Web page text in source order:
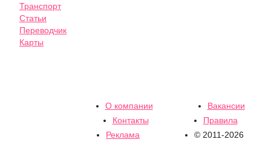
Транспорт
Статьи
Переводчик
Карты
О компании
Вакансии
Контакты
Правила
Реклама
© 2011-2026